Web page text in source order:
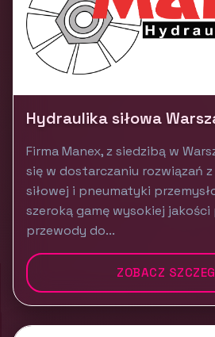
Hydraulika siłowa
Firma Manex, z siedzibą w
się w dostarczaniu rozwiązań
siłowej i pneumatyki
szeroką gamę wysokiej
przewody do...
ZOBACZ